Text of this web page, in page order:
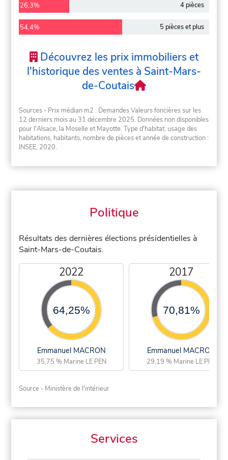
26,3% 4 pièces
54,4% 5 pièces et plus
Découvrez les prix immobiliers et
l'historique des ventes à Saint-Mars-
de-Coutais
Sources - Prix médian m2 : Demandes Valeurs foncières sur les
12 derniers mois au 31 décembre 2025. Données non disponibles
pour l'Alsace, la Moselle et Mayotte. Type d'habitat, usage des
habitations, habitants, nombre de pièces et année de construction :
INSEE, 2020.
Politique
Résultats des dernières élections présidentielles à
Saint-Mars-de-Coutais.
2022
64,25%
Emmanuel MACRON
35,75 % Marine LE PEN
2017
70,81%
Emmanuel MACRON
29,19 % Marine LE PEN
Source - Ministère de l'intérieur
Services